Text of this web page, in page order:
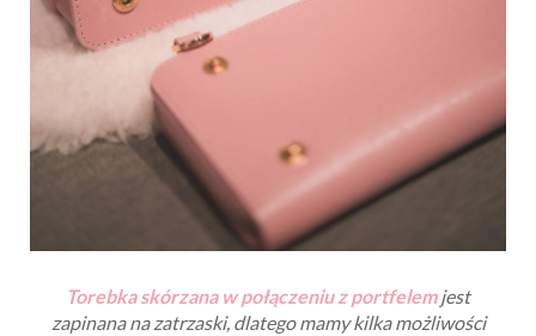
Torebka skórzana w połączeniu z portfelemjest
zapinana na zatrzaski, dlatego mamy kilka możliwości